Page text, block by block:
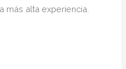
más alta experiencia.